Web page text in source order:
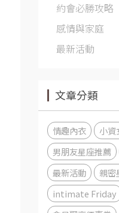
約會必勝攻略
感情與家庭
最新活動
文章分類
情趣內衣
小資
男朋友星座推薦
最新活動
親密
intimate Friday